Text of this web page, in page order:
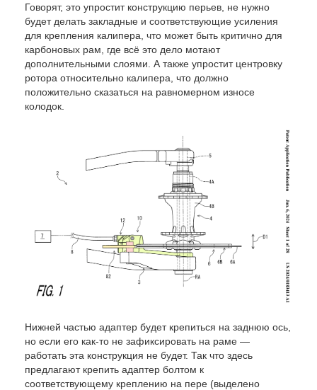
Говорят, это упростит конструкцию перьев, не нужно
будет делать закладные и соответствующие усиления
для крепления калипера, что может быть критично для
карбоновых рам, где всё это дело мотают
дополнительными слоями. А также упростит центровку
ротора относительно калипера, что должно
положительно сказаться на равномерном износе
колодок.
Нижней частью адаптер будет крепиться на заднюю ось,
но если его как-то не зафиксировать на раме —
работать эта конструкция не будет. Так что здесь
предлагают крепить адаптер болтом к
соответствующему креплению на пере (выделено